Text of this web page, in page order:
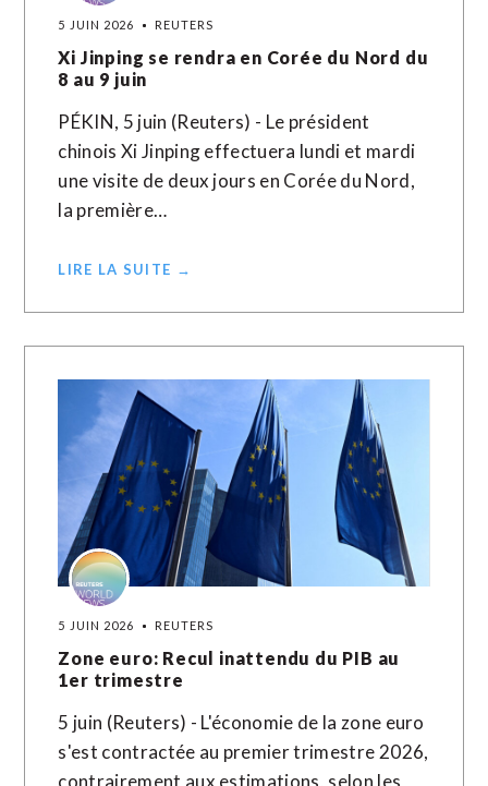
5 JUIN 2026 REUTERS
Xi Jinping se rendra en Corée du Nord du
8 au 9 juin
PÉKIN, 5 juin (Reuters) - Le président
chinois Xi Jinping effectuera lundi et mardi
une visite de deux jours en Corée du Nord,
la première…
LIRE LA SUITE →
5 JUIN 2026 REUTERS
Zone euro: Recul inattendu du PIB au
1er trimestre
5 juin (Reuters) - L'économie de la zone euro
s'est ​contractée ‌au premier ​trimestre ⁠2026,
contrairement aux ‌estimations, ‌selon les